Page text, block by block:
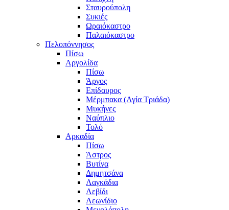
Σταυρούπολη
Συκιές
Ωραιόκαστρο
Παλαιόκαστρο
Πελοπόννησος
Πίσω
Αργολίδα
Πίσω
Άργος
Επίδαυρος
Μέρμπακα (Αγία Τριάδα)
Μυκήνες
Ναύπλιο
Τολό
Αρκαδία
Πίσω
Άστρος
Βυτίνα
Δημητσάνα
Λαγκάδια
Λεβίδι
Λεωνίδιο